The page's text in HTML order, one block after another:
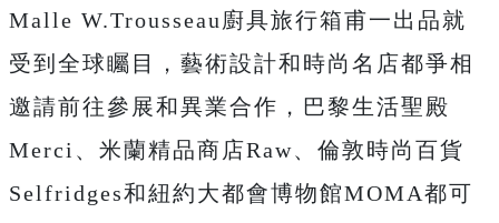
Malle W.Trousseau廚具旅行箱甫一出品就
受到全球矚目，藝術設計和時尚名店都爭相
邀請前往參展和異業合作，巴黎生活聖殿
Merci、米蘭精品商店Raw、倫敦時尚百貨
Selfridges和紐約大都會博物館MOMA都可